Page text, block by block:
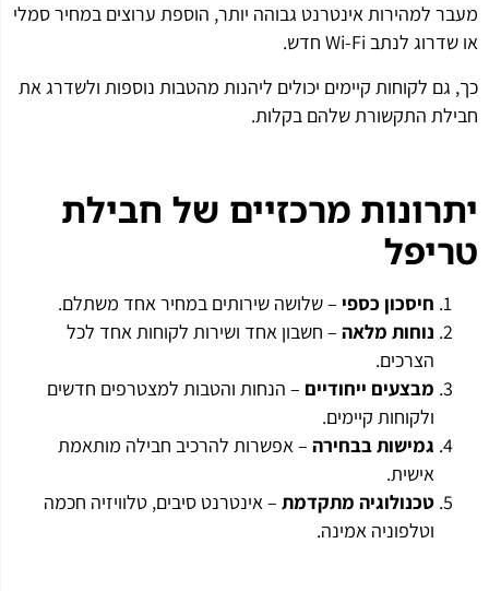
מעבר למהירות אינטרנט גבוהה יותר, הוספת ערוצים במחיר סמלי
או שדרוג לנתב Wi-Fi חדש.
כך, גם לקוחות קיימים יכולים ליהנות מהטבות נוספות ולשדרג את
חבילת התקשורת שלהם בקלות.
יתרונות מרכזיים של חבילת
טריפל
חיסכון כספי – שלושה שירותים במחיר אחד משתלם.
נוחות מלאה – חשבון אחד ושירות לקוחות אחד לכל
הצרכים.
מבצעים ייחודיים – הנחות והטבות למצטרפים חדשים
ולקוחות קיימים.
גמישות בבחירה – אפשרות להרכיב חבילה מותאמת
אישית.
טכנולוגיה מתקדמת – אינטרנט סיבים, טלוויזיה חכמה
וטלפוניה אמינה.